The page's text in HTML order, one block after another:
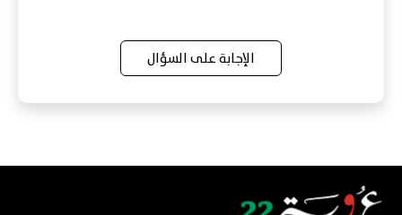
الإجابة على السؤال